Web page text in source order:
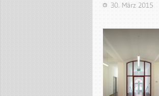
30. März 2015